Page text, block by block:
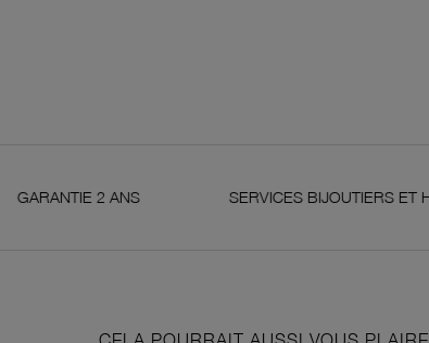
ANS SERVICES BIJOUTIERS ET HORLOGERS